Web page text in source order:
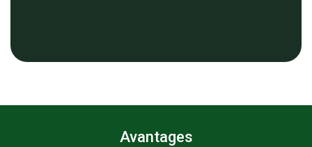
Avantages